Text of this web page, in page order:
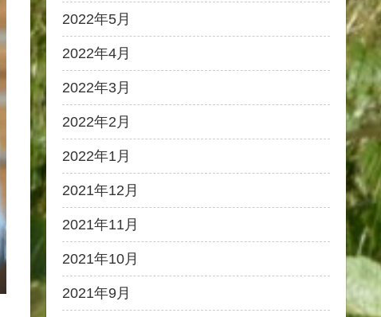
2022年5月
2022年4月
2022年3月
2022年2月
2022年1月
2021年12月
2021年11月
2021年10月
2021年9月